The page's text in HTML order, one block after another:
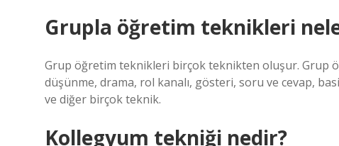
Grupla öğretim teknikleri
Grup öğretim teknikleri birçok teknikten oluşur. Grup
düşünme, drama, rol kanalı, gösteri, soru ve cevap,
ve diğer birçok teknik.
Kollegyum tekniği nedir?